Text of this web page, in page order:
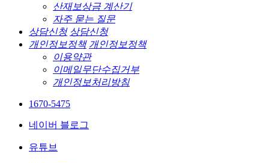
산재보상금 계산기
자주 묻는 질문
상담신청 상담신청
개인정보정책 개인정보정책
이용약관
이메일무단수집거부
개인정보처리방침
1670-5475
네이버 블로그
유튜브